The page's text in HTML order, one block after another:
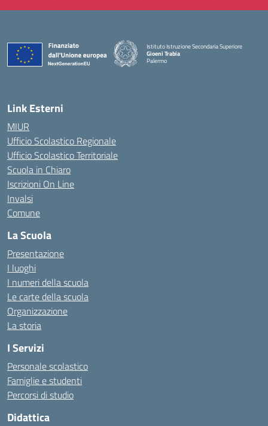
Istituto Istruzione Secondaria Superiore
Gioeni Trabia
Palermo
Link Esterni
MIUR
Ufficio Scolastico Regionale
Ufficio Scolastico Territoriale
Scuola in Chiaro
Iscrizioni On Line
Invalsi
Comune
La Scuola
Presentazione
I luoghi
I numeri della scuola
Le carte della scuola
Organizzazione
La storia
I Servizi
Personale scolastico
Famiglie e studenti
Percorsi di studio
Didattica